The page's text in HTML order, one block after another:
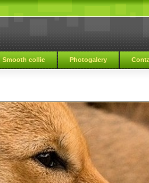
Smooth collie Photogalery